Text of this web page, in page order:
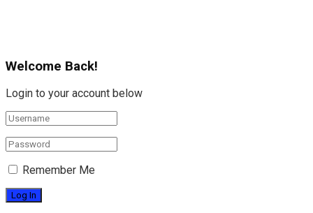
Welcome Back!
Login to your account below
Remember Me